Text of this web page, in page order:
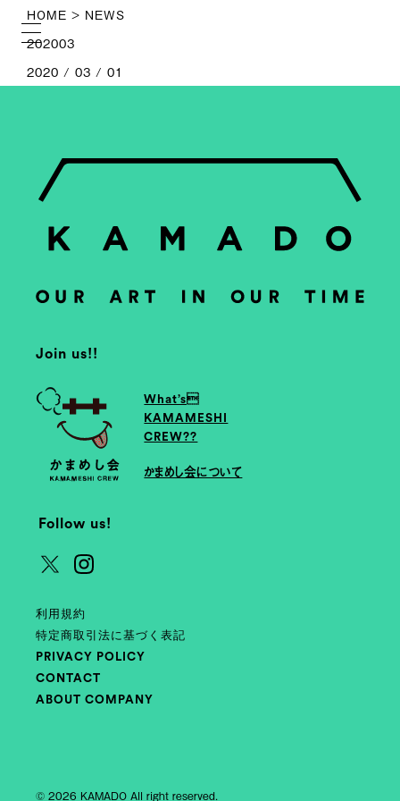
HOME > NEWS
202003
2020 / 03 / 01
Join us!!
What’s
KAMAMESHI
CREW??
かまめし会について
Follow us!
利用規約
特定商取引法に基づく表記
PRIVACY POLICY
CONTACT
ABOUT COMPANY
© 2026 KAMADO All right reserved.